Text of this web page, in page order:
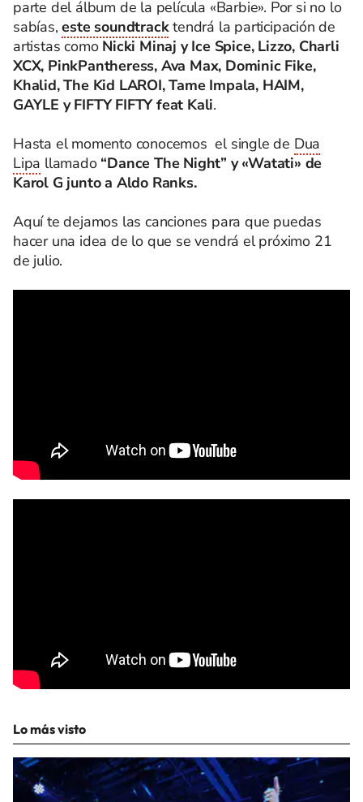
parte del álbum de la película «Barbie». Por si no lo
sabías,este soundtracktendrá la participación de
artistas como Nicki Minaj y Ice Spice, Lizzo, Charli
XCX, PinkPantheress, Ava Max, Dominic Fike,
Khalid, The Kid LAROI, Tame Impala, HAIM,
GAYLE y FIFTY FIFTY feat Kali.
Hasta el momento conocemos el single de Dua
Lipa llamado “Dance The Night” y «Watati» de
Karol G junto a Aldo Ranks.
Aquí te dejamos las canciones para que puedas
hacer una idea de lo que se vendrá el próximo 21
de julio.
Lo más visto